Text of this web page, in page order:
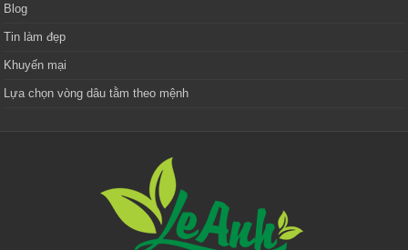
Blog
Tin làm đẹp
Khuyến mại
Lựa chọn vòng dâu tằm theo mệnh